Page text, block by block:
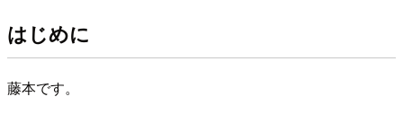
はじめに
藤本です。